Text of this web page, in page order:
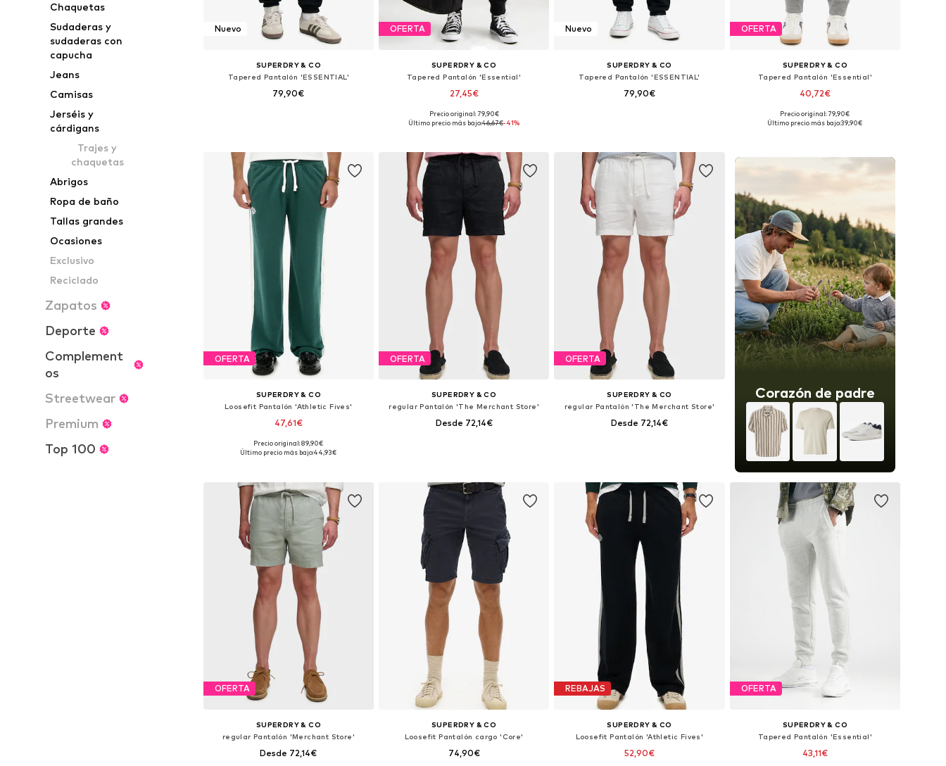
Chaquetas
Sudaderas y
sudaderas con
capucha
Jeans
Camisas
Jerséis y
cárdigans
Trajes y
chaquetas
Abrigos
Ropa de baño
Tallas grandes
Ocasiones
Exclusivo
Reciclado
Zapatos
Deporte
Complement
os
Streetwear
Premium
Top 100
Nuevo
SUPERDRY & CO
Tapered Pantalón 'ESSENTIAL'
79,90€
OFERTA
SUPERDRY & CO
Tapered Pantalón 'Essential'
27,45€
Tallas disponibles: 33, 34, 35-36, 38
Precio original: 79,90€
Último precio más bajo:46,67€-41%
Nuevo
SUPERDRY & CO
Tapered Pantalón 'ESSENTIAL'
79,90€
OFERTA
SUPERDRY & CO
Tapered Pantalón 'Essential'
40,72€
Tallas disponibles: 31-32, 35-36, 38
Precio original: 79,90€
Último precio más bajo:39,90€
OFERTA
SUPERDRY & CO
Loosefit Pantalón 'Athletic Fives'
47,61€
Tallas disponibles: 31-32, 33, 34
Precio original: 89,90€
Último precio más bajo:44,93€
OFERTA
SUPERDRY & CO
regular Pantalón 'The Merchant Store'
Desde 72,14€
OFERTA
SUPERDRY & CO
regular Pantalón 'The Merchant Store'
Desde 72,14€
Corazón de padre
OFERTA
SUPERDRY & CO
regular Pantalón 'Merchant Store'
Desde 72,14€
SUPERDRY & CO
Loosefit Pantalón cargo 'Core'
74,90€
REBAJAS
SUPERDRY & CO
Loosefit Pantalón 'Athletic Fives'
52,90€
OFERTA
SUPERDRY & CO
Tapered Pantalón 'Essential'
43,11€